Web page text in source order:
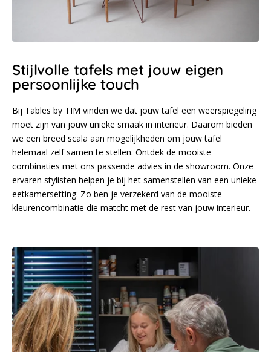
Stijlvolle tafels met jouw eigen
persoonlijke touch
Bij Tables by TIM vinden we dat jouw tafel een weerspiegeling
moet zijn van jouw unieke smaak in interieur. Daarom bieden
we een breed scala aan mogelijkheden om jouw tafel
helemaal zelf samen te stellen. Ontdek de mooiste
combinaties met ons passende advies in de showroom. Onze
ervaren stylisten helpen je bij het samenstellen van een unieke
eetkamersetting. Zo ben je verzekerd van de mooiste
kleurencombinatie die matcht met de rest van jouw interieur.